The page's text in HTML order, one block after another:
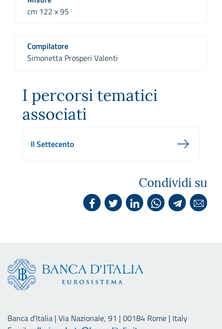
cm 122 x 95
Compilatore
Simonetta Prosperi Valenti
I percorsi tematici
associati
Il Settecento
Condividi su
Banca d'Italia | Via Nazionale, 91 | 00184 Rome | Italy